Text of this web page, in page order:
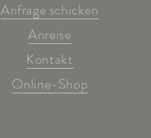
Anfrage schicken
Anreise
Kontakt
Online-Shop